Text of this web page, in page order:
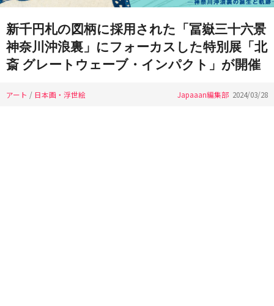
新千円札の図柄に採用された「冨嶽三十六景
神奈川沖浪裏」にフォーカスした特別展「北
斎 グレートウェーブ・インパクト」が開催
アート / 日本画・浮世絵 Japaaan編集部 2024/03/28